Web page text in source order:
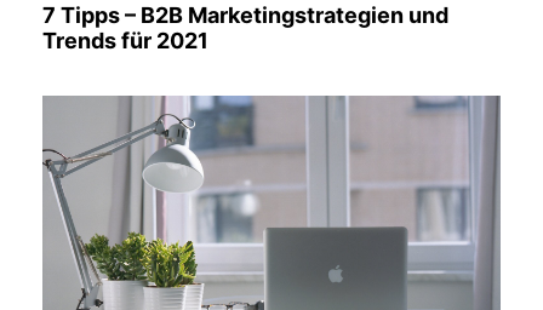
7 Tipps – B2B Marketingstrategien und
Trends für 2021